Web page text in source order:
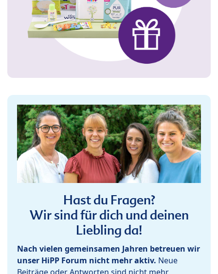
Hast du Fragen?
Wir sind für dich und deinen
Liebling da!
Nach vielen gemeinsamen Jahren betreuen wir
unser HiPP Forum nicht mehr aktiv. Neue